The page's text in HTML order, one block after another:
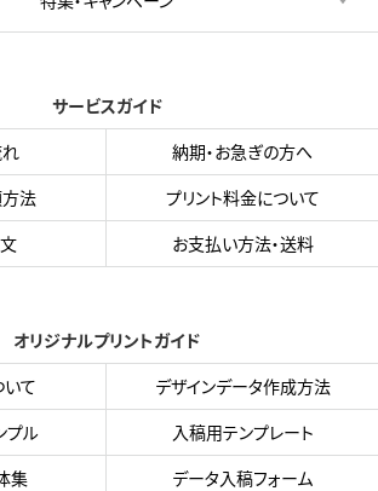
サービスガイド
納期・お急ぎの方へ
法
プリント料金について
お支払い方法・送料
オリジナルプリントガイド
て
デザインデータ作成方法
プル
入稿用テンプレート
集
データ入稿フォーム